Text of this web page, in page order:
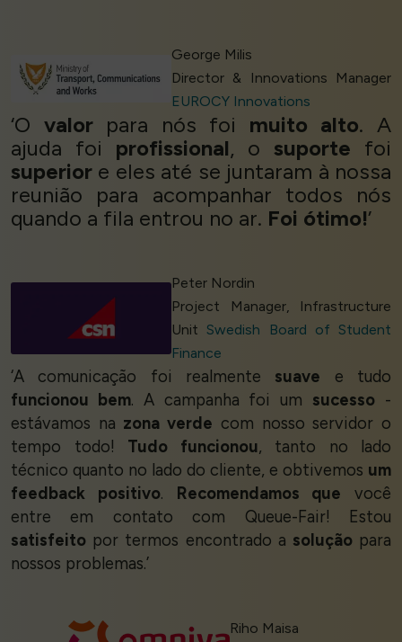
George Milis
Director & Innovations Manager
EUROCY Innovations
‘O valorpara nós foi muito alto. A
ajuda foi profissional, o suporte foi
superior e eles até se juntaram à nossa
reunião para acompanhar todos nós
quando a fila entrou no ar. Foi ótimo!’
Peter Nordin
Project Manager, Infrastructure
Unit Swedish Board of Student
Finance
‘A comunicação foi realmente suave e tudo
funcionou bem. A campanha foi um sucesso -
estávamos na zona verde com nosso servidor o
tempo todo! Tudo funcionou, tanto no lado
técnico quanto no lado do cliente, e obtivemos um
feedback positivo. Recomendamos que você
entre em contato com Queue-Fair! Estou
satisfeito por termos encontrado a soluçãopara
nossos problemas.’
Riho Maisa